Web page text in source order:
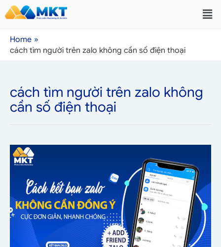
Home
cách tìm người trên zalo không cần số điện thoại
cách tìm người trên zalo không
cần số điện thoại